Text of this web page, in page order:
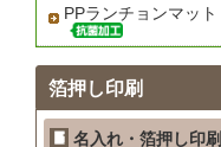
PPランチョンマット
箔押し印刷
名入れ・箔押し印刷